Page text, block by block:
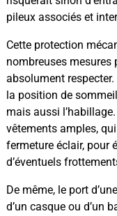
pileux associés et
Cette protection
nombreuses mesures
absolument
la position de
mais aussi
vêtements amples,
fermeture éclair, pour
d’éventuels
De même, le port
d’un casque ou d’un